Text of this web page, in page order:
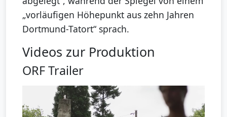
„vorläufigen Höhepunkt aus zehn Jahren
Dortmund-Tatort“ sprach.
Videos zur Produktion
ORF Trailer